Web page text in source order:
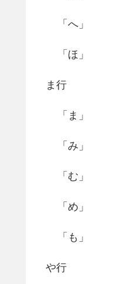
「へ」
「ほ」
ま行
「ま」
「み」
「む」
「め」
「も」
や行